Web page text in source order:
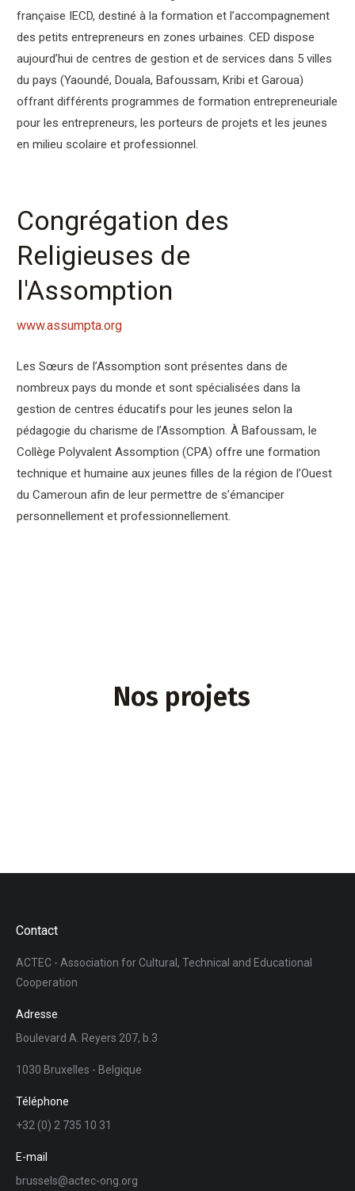
française IECD, destiné à la formation et l’accompagnement
des petits entrepreneurs en zones urbaines. CED dispose
aujourd’hui de centres de gestion et de services dans 5 villes
du pays (Yaoundé, Douala, Bafoussam, Kribi et Garoua)
offrant différents programmes de formation entrepreneuriale
pour les entrepreneurs, les porteurs de projets et les jeunes
en milieu scolaire et professionnel.
Congrégation des
Religieuses de
l'Assomption
www.assumpta.org
Les Sœurs de l’Assomption sont présentes dans de
nombreux pays du monde et sont spécialisées dans la
gestion de centres éducatifs pour les jeunes selon la
pédagogie du charisme de l’Assomption. À Bafoussam, le
Collège Polyvalent Assomption (CPA) offre une formation
technique et humaine aux jeunes filles de la région de l’Ouest
du Cameroun afin de leur permettre de s’émanciper
personnellement et professionnellement.
Nos projets
Contact
ACTEC - Association for Cultural, Technical and Educational
Cooperation
Adresse
Boulevard A. Reyers 207, b.3
1030 Bruxelles - Belgique
Téléphone
+32 (0) 2 735 10 31
E-mail
brussels@actec-ong.org